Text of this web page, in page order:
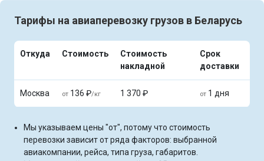
Тарифы на авиаперевозку грузов в Беларусь
Откуда Стоимость
Стоимость
накладной
Срок
доставки
Москва от 136 ₽/кг 1 370 ₽ от 1 дня
Мы указываем цены "от", потому что стоимость
перевозки зависит от ряда факторов: выбранной
авиакомпании, рейса, типа груза, габаритов.